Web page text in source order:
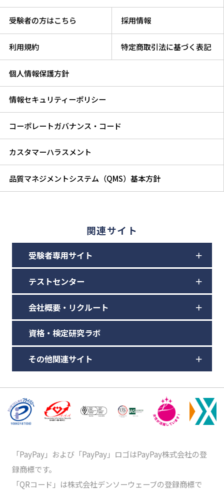
受験者の方はこちら 採用情報
利用規約 特定商取引法に基づく表記
個人情報保護方針
情報セキュリティーポリシー
コーポレートガバナンス・コード
カスタマーハラスメント
品質マネジメントシステム（QMS）基本方針
関連サイト
受験者専用サイト
テストセンター
会社概要・リクルート
資格・検定研究ラボ
その他関連サイト
「PayPay」および「PayPay」ロゴはPayPay株式会社の登
録商標です。
「QRコード」は株式会社デンソーウェーブの登録商標で